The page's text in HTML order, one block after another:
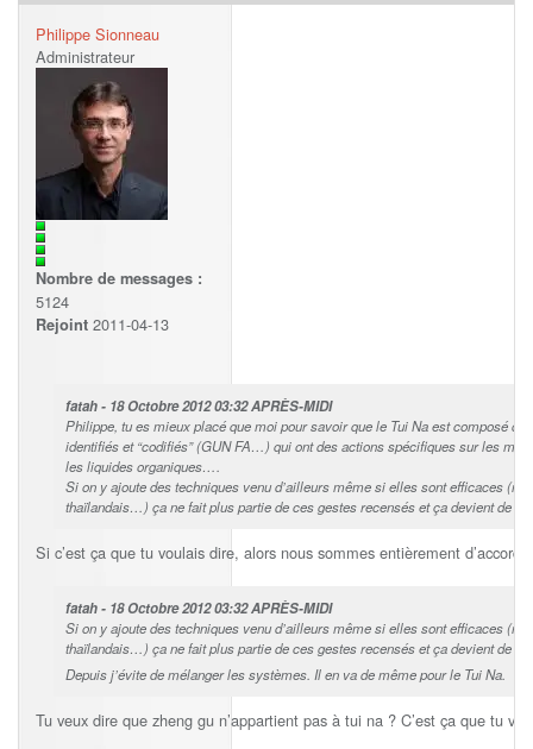
Philippe Sionneau
Administrateur
Nombre de messages :
5124
Rejoint 2011-04-13
fatah - 18 Octobre 2012 03:32 APRÈS-MIDI
Philippe, tu es mieux placé que moi pour savoir que le Tui Na est composé de
identifiés et “codifiés” (GUN FA…) qui ont des actions spécifiques sur les
les liquides organiques….
Si on y ajoute des techniques venu d’ailleurs même si elles sont efficaces
thaïlandais…) ça ne fait plus partie de ces gestes recensés et ça devient de
Si c’est ça que tu voulais dire, alors nous sommes entièrement d’accord.
fatah - 18 Octobre 2012 03:32 APRÈS-MIDI
Si on y ajoute des techniques venu d’ailleurs même si elles sont efficaces
thaïlandais…) ça ne fait plus partie de ces gestes recensés et ça devient de
Depuis j’évite de mélanger les systèmes. Il en va de même pour le Tui Na.
Tu veux dire que zheng gu n’appartient pas à tui na ? C’est ça que tu